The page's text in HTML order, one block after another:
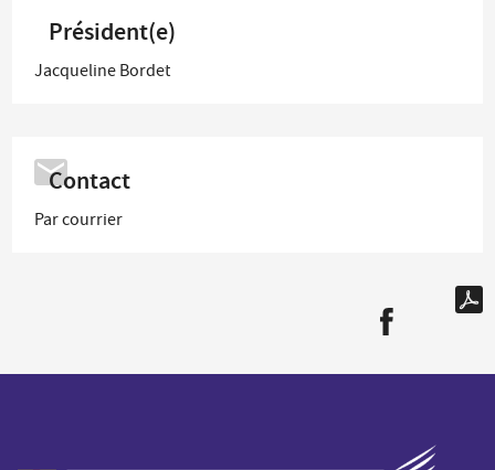
Président(e)
Jacqueline Bordet
Contact
Par courrier